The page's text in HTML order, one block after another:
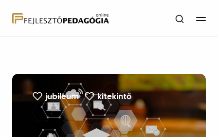
jubileum kitekintő